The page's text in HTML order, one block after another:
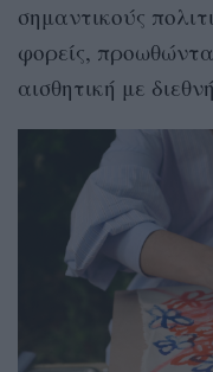
σημαντικούς
φορείς,
αισθητική με